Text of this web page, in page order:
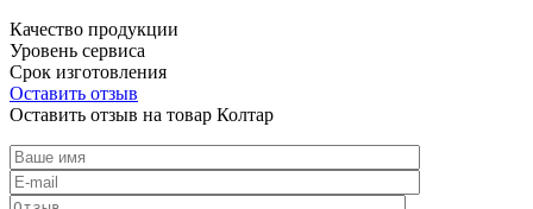
Качество продукции
Уровень сервиса
Срок изготовления
Оставить отзыв
Оставить отзыв на товар Колтар